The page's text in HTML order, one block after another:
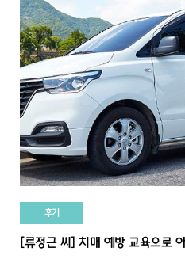
후기
[류정근 씨] 치매 예방 교육으로